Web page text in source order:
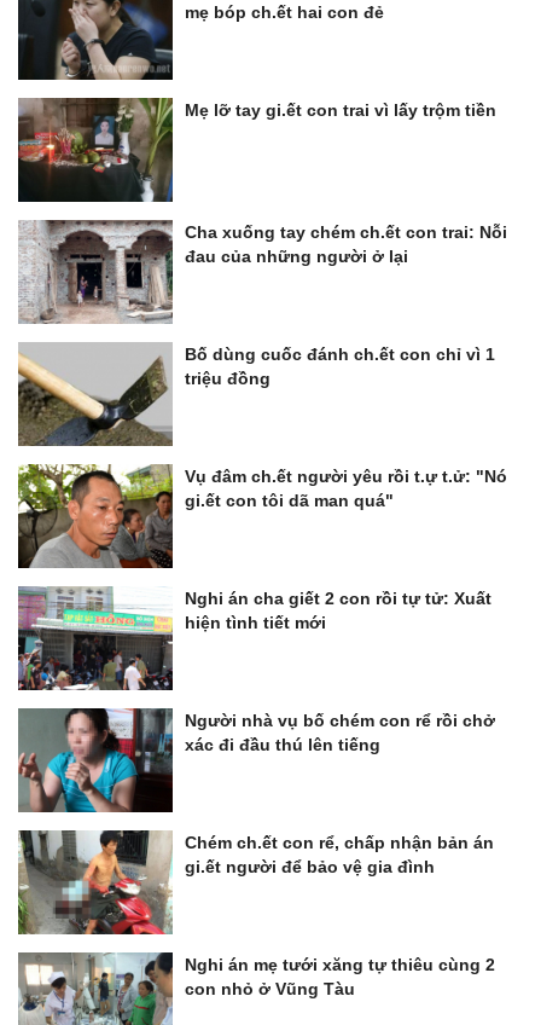
mẹ bóp ch.ết hai con đẻ
Mẹ lỡ tay gi.ết con trai vì lấy trộm tiền
Cha xuống tay chém ch.ết con trai: Nỗi
đau của những người ở lại
Bố dùng cuốc đánh ch.ết con chỉ vì 1
triệu đồng
Vụ đâm ch.ết người yêu rồi t.ự t.ử: "Nó
gi.ết con tôi dã man quá"
Nghi án cha giết 2 con rồi tự tử: Xuất
hiện tình tiết mới
Người nhà vụ bố chém con rể rồi chở
xác đi đầu thú lên tiếng
Chém ch.ết con rể, chấp nhận bản án
gi.ết người để bảo vệ gia đình
Nghi án mẹ tưới xăng tự thiêu cùng 2
con nhỏ ở Vũng Tàu